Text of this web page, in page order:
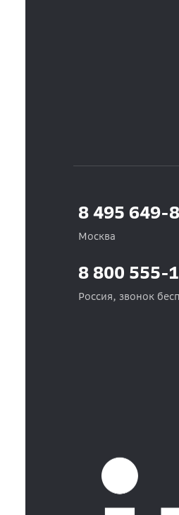
8 495 649-
Москва
8 800 555-
Россия, звонок